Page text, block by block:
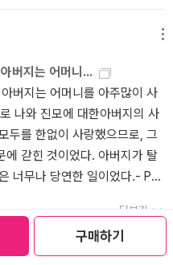
구매하기
버지는 어머니...
버지는 어머니를 아주많이 사
나와 진모에 대한아버지의 사
두를 한없이 사랑했으므로, 그
에 갇힌 것이었다. 아버지가 탈
너무나 당연한 일이었다.- P2
더보기